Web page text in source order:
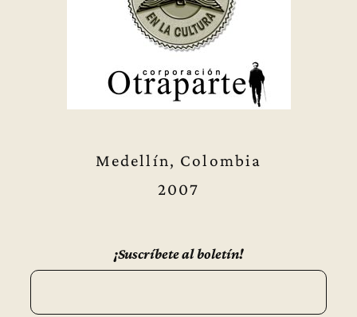
Medellín, Colombia
2007
¡Suscríbete al boletín!